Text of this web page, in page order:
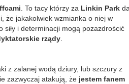
fcami . To tacy którzy za Linkin Park
że jakakolwiek wzmianka o niej w
siły i determinacji mogą pozazdrościć
rządy
z zalanej wodą dziury, lub szczury z
zazwyczaj atakują, że jestem fanem